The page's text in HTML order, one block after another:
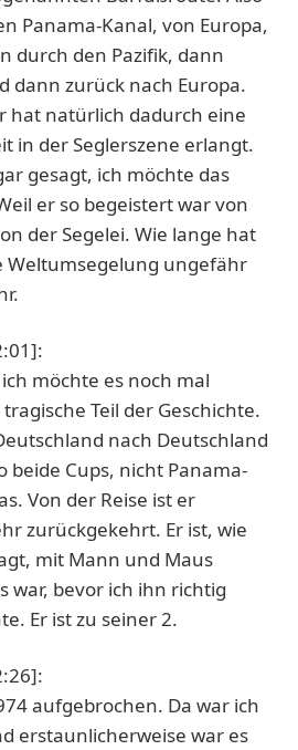
Panama-Kanal, von Europa,
durch den Pazifik, dann
dann zurück nach Europa.
hat natürlich dadurch eine
in der Seglerszene erlangt.
gesagt, ich möchte das
er so begeistert war von
der Segelei. Wie lange hat
Weltumsegelung ungefähr
möchte es noch mal
Teil der Geschichte.
nach Deutschland
beide Cups, nicht Panama-
Von der Reise ist er
zurückgekehrt. Er ist, wie
mit Mann und Maus
war, bevor ich ihn richtig
Er ist zu seiner 2.
aufgebrochen. Da war ich
erstaunlicherweise war es